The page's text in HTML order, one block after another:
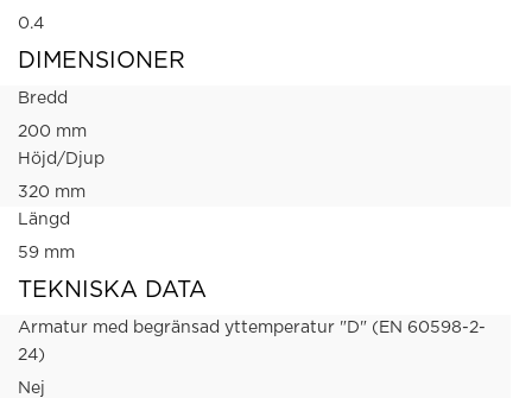
0.4
DIMENSIONER
Bredd
200 mm
Höjd/Djup
320 mm
Längd
59 mm
TEKNISKA DATA
Armatur med begränsad yttemperatur "D" (EN 60598-2-
24)
Nej